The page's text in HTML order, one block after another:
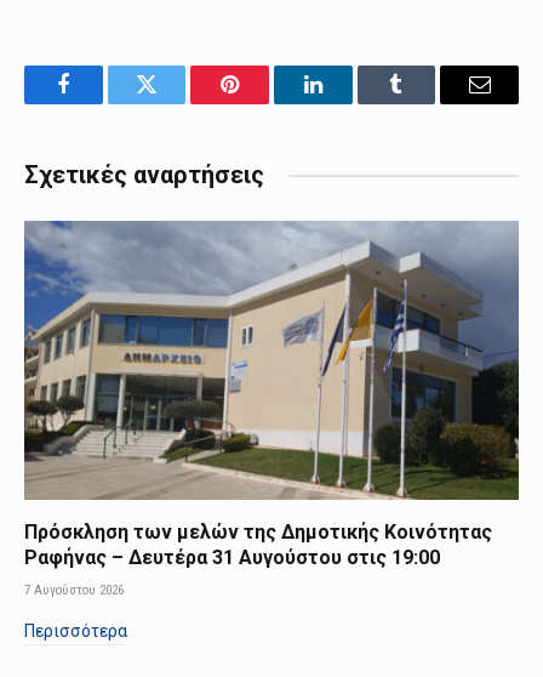
FacebookTwitter Pinterest LinkedInTumblr Email
Σχετικές αναρτήσεις
Πρόσκληση των μελών της Δημοτικής Κοινότητας
Ραφήνας – Δευτέρα 31 Αυγούστου στις 19:00
7 Αυγούστου 2026
Περισσότερα